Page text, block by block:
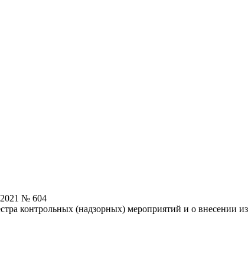
№ 604
контрольных (надзорных) мероприятий и о внесении